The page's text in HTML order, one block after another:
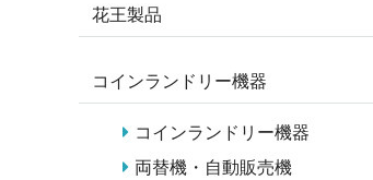
花王製品
コインランドリー機器
コインランドリー機器
両替機・自動販売機